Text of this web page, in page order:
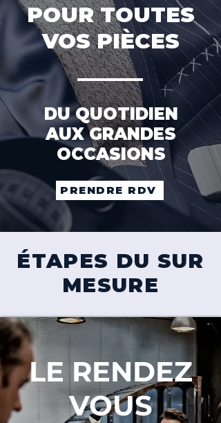
POUR TOUTES
VOS PIÈCES
DU QUOTIDIEN
AUX GRANDES
OCCASIONS
PRENDRE RDV
ÉTAPES DU SUR
MESURE
LE RENDEZ
VOUS